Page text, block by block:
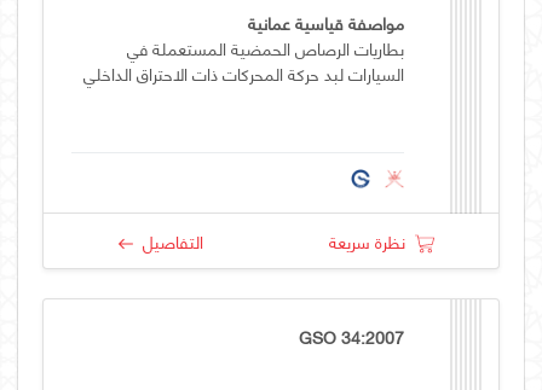
مواصفة قياسية عمانية
بطاريات الرصاص الحمضية المستعملة في
السيارات لبد حركة المحركات ذات الاحتراق الداخلي
نظرة سريعة التفاصيل
GSO 34:2007